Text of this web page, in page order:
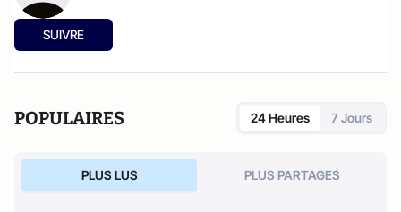
SUIVRE
POPULAIRES 24 Heures 7 Jours
PLUS LUS PLUS PARTAGES